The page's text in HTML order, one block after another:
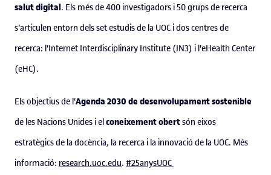
salut digital. Els més de 400 investigadors i 50 grups de recerca
s'articulen entorn dels set estudis de la UOC i dos centres de
recerca: l'Internet Interdisciplinary Institute (IN3) i l'eHealth Center
(eHC).
Els objectius de l'Agenda 2030 de desenvolupament sostenible
de les Nacions Unides i elconeixement obertsón eixos
estratègics de la docència, la recerca i la innovació de la UOC. Més
informació: research.uoc.edu. #25anysUOC